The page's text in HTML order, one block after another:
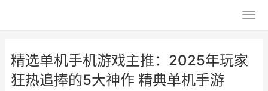
精选单机手机游戏主推：2025年玩家
狂热追捧的5大神作 精典单机手游